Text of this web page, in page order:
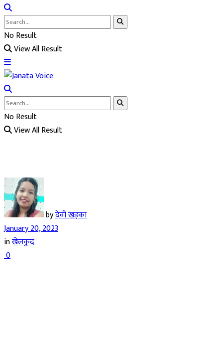
No Result
View All Result
No Result
View All Result
byदेवी खड्का
January 20, 2023
inखेलकुद
0